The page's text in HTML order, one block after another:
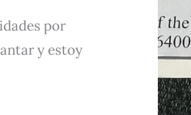
por
y estoy